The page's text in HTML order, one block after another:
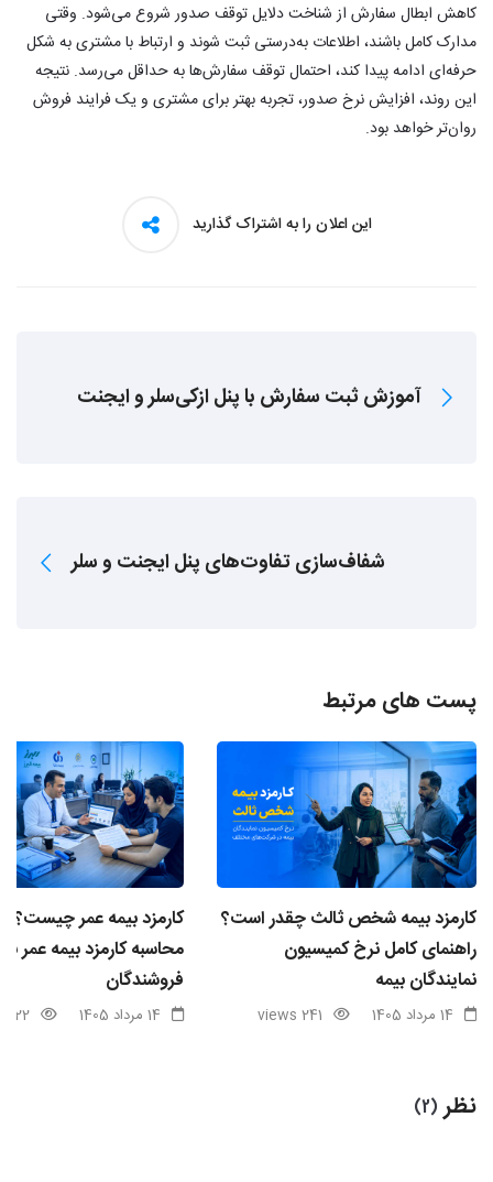
کاهش ابطال سفارش از شناخت دلایل توقف صدور شروع می‌شود. وقتی
مدارک کامل باشند، اطلاعات به‌درستی ثبت شوند و ارتباط با مشتری به شکل
حرفه‌ای ادامه پیدا کند، احتمال توقف سفارش‌ها به حداقل می‌رسد. نتیجه
این روند، افزایش نرخ صدور، تجربه بهتر برای مشتری و یک فرایند فروش
روان‌تر خواهد بود.
این اعلان را به اشتراک گذارید
آموزش ثبت سفارش با پنل ازکی‌سلر و ایجنت
شفاف‌سازی تفاوت‌های پنل ایجنت و سلر
پست های مرتبط
کارمزد بیمه شخص ثالث چقدر است؟
راهنمای کامل نرخ کمیسیون
نمایندگان بیمه
14 مرداد 1405 241 views
کارمزد بیمه عمر چیست؟
محاسبه کارمزد بیمه عمر
فروشندگان
14 مرداد 1405 122 views
نظر (2)